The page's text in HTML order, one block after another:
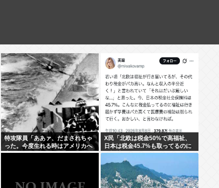
特攻隊員「ああァ、だまされちゃ
った。今度生れる時はアメリカへ
生れるぞ」
X民「北欧は税金50%で高福祉、
日本は税金45.7%も取ってるのに
低福祉、おかしいよ」 11万いいね